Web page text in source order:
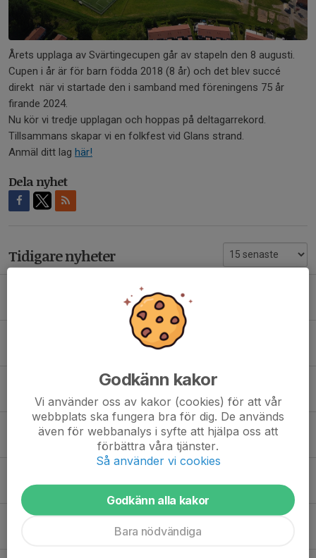
Årets upplaga av Svärtingecupen går av stapeln den 8 augusti.
Cupen i år är för barn födda 2018 (8 år) och det blev succé
direkt när vi startade den i samband med föreningens 75 år
firande 2024.
Nu kör vi tredje upplagan och hoppas på deltagarrekord.
Tillsammans skapar vi en folkfest vid Glans strand.
Anmäl ditt lag här!
Dela nyhet
Tidigare nyheter
Finbesök på Billbäcks Arena
Imorgon händer det grejer på Billbäcks Arena!
5 aug, 14:49
SSK Dam A-Mjölby AI FF 26/6 kl. 19:00
26 jun, 09:00
Tack till våra sponsorer av Sommarkul med SSK!
Godkänn kakor
Vi använder oss av kakor (cookies) för att vår
webbplats ska fungera bra för dig. De används
även för webbanalys i syfte att hjälpa oss att
förbättra våra tjänster.
Så använder vi cookies
Godkänn alla kakor
Bara nödvändiga